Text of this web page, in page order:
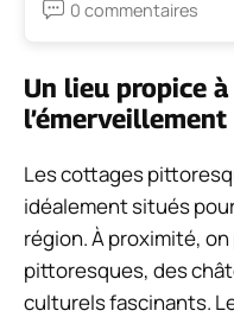
0 commentaires
Un lieu propice
l’émerveillement
Les cottages
idéalement situés
région. À proximité,
pittoresques, des
culturels fascinants.